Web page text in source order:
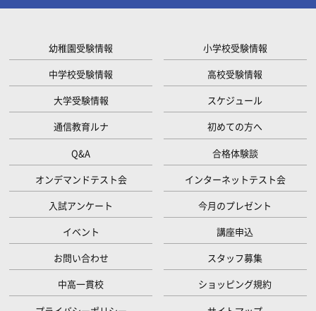
幼稚園受験情報
小学校受験情報
中学校受験情報
高校受験情報
大学受験情報
スケジュール
通信教育ルナ
初めての方へ
Q&A
合格体験談
オンデマンドテスト会
インターネットテスト会
入試アンケート
今月のプレゼント
イベント
講座申込
お問い合わせ
スタッフ募集
中高一貫校
ショッピング規約